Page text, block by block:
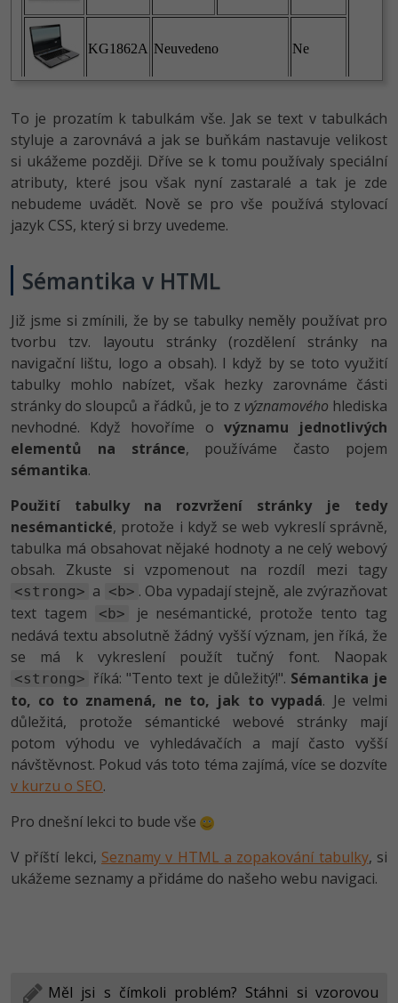
To je prozatím k tabulkám vše. Jak se text v tabulkách
styluje a zarovnává a jak se buňkám nastavuje velikost
si ukážeme později. Dříve se k tomu používaly speciální
atributy, které jsou však nyní zastaralé a tak je zde
nebudeme uvádět. Nově se pro vše používá stylovací
jazyk CSS, který si brzy uvedeme.
Sémantika v HTML
Již jsme si zmínili, že by se tabulky neměly používat pro
tvorbu tzv. layoutu stránky (rozdělení stránky na
navigační lištu, logo a obsah). I když by se toto využití
tabulky mohlo nabízet, však hezky zarovnáme části
stránky do sloupců a řádků, je to z významového hlediska
nevhodné. Když hovoříme o významu jednotlivých
elementů na stránce, používáme často pojem
sémantika.
Použití tabulky na rozvržení stránky je tedy
nesémantické, protože i když se web vykreslí správně,
tabulka má obsahovat nějaké hodnoty a ne celý webový
obsah. Zkuste si vzpomenout na rozdíl mezi tagy
<strong> a <b> . Oba vypadají stejně, ale zvýrazňovat
text tagem
<b>
je nesémantické, protože tento tag
nedává textu absolutně žádný vyšší význam, jen říká, že
se má k vykreslení použít tučný font. Naopak
<strong> říká: "Tento text je důležitý!". Sémantika je
to, co to znamená, ne to, jak to vypadá. Je velmi
důležitá, protože sémantické webové stránky mají
potom výhodu ve vyhledávačích a mají často vyšší
návštěvnost. Pokud vás toto téma zajímá, více se dozvíte
v kurzu o SEO.
Pro dnešní lekci to bude vše
V příští lekci, Seznamy v HTML a zopakování tabulky, si
ukážeme seznamy a přidáme do našeho webu navigaci.
Měl jsi s čímkoli problém? Stáhni si vzorovou